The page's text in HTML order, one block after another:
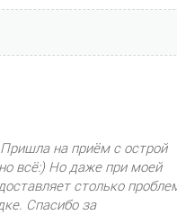
на приём с острой
всё:) Но даже при моей
столько
Спасибо за